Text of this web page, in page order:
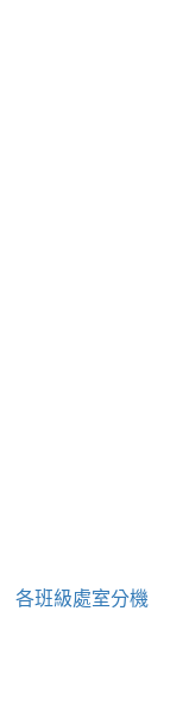
各班級處室分機